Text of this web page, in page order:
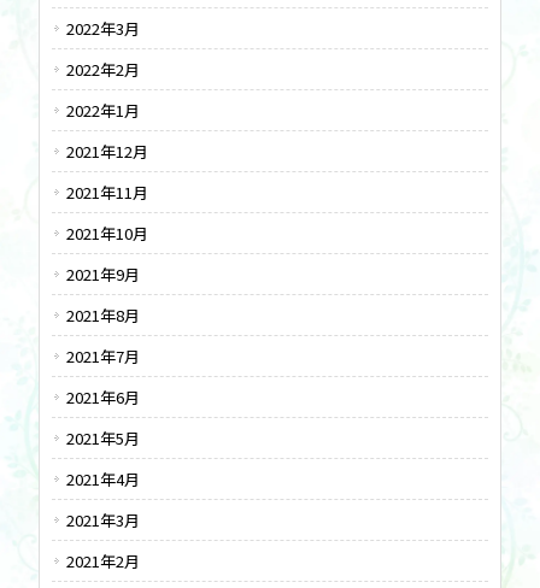
2022年3月
2022年2月
2022年1月
2021年12月
2021年11月
2021年10月
2021年9月
2021年8月
2021年7月
2021年6月
2021年5月
2021年4月
2021年3月
2021年2月